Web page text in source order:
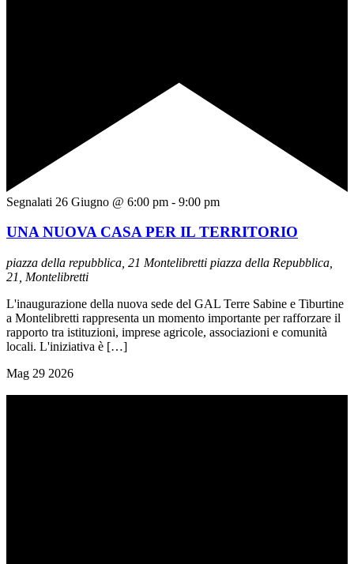
Segnalati 26 Giugno @ 6:00 pm - 9:00 pm
UNA NUOVA CASA PER IL TERRITORIO
piazza della repubblica, 21 Montelibretti piazza della Repubblica,
21, Montelibretti
L'inaugurazione della nuova sede del GAL Terre Sabine e Tiburtine
a Montelibretti rappresenta un momento importante per rafforzare il
rapporto tra istituzioni, imprese agricole, associazioni e comunità
locali. L'iniziativa è […]
Mag 29 2026